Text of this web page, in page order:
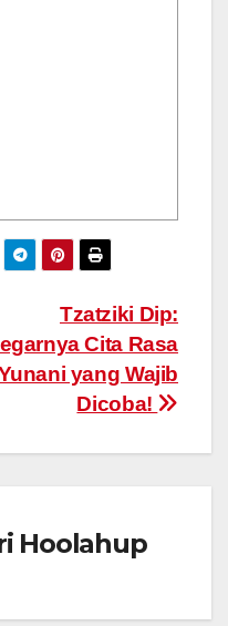
Tzatziki Dip:
Cita Rasa
yang Wajib
Dicoba!
Hoolahup